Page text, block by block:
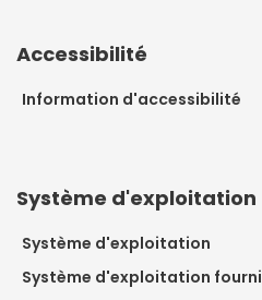
Accessibilité
Information d'accessibilité
Système d'exploitation
Système d'exploitation
Système d'exploitation fourni